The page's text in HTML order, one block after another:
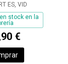
ES, VID
stock en la
€